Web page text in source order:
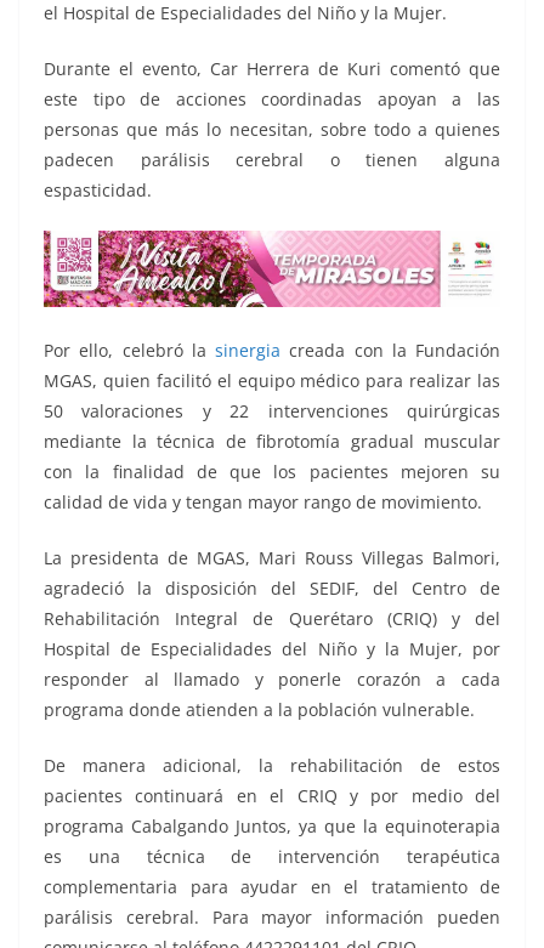
el Hospital de Especialidades del Niño y la Mujer.
Durante el evento, Car Herrera de Kuri comentó que
este tipo de acciones coordinadas apoyan a las
personas que más lo necesitan, sobre todo a quienes
padecen parálisis cerebral o tienen alguna
espasticidad.
Por ello, celebró la sinergia creada con la Fundación
MGAS, quien facilitó el equipo médico para realizar las
50 valoraciones y 22 intervenciones quirúrgicas
mediante la técnica de fibrotomía gradual muscular
con la finalidad de que los pacientes mejoren su
calidad de vida y tengan mayor rango de movimiento.
La presidenta de MGAS, Mari Rouss Villegas Balmori,
agradeció la disposición del SEDIF, del Centro de
Rehabilitación Integral de Querétaro (CRIQ) y del
Hospital de Especialidades del Niño y la Mujer, por
responder al llamado y ponerle corazón a cada
programa donde atienden a la población vulnerable.
De manera adicional, la rehabilitación de estos
pacientes continuará en el CRIQ y por medio del
programa Cabalgando Juntos, ya que la equinoterapia
es una técnica de intervención terapéutica
complementaria para ayudar en el tratamiento de
parálisis cerebral. Para mayor información pueden